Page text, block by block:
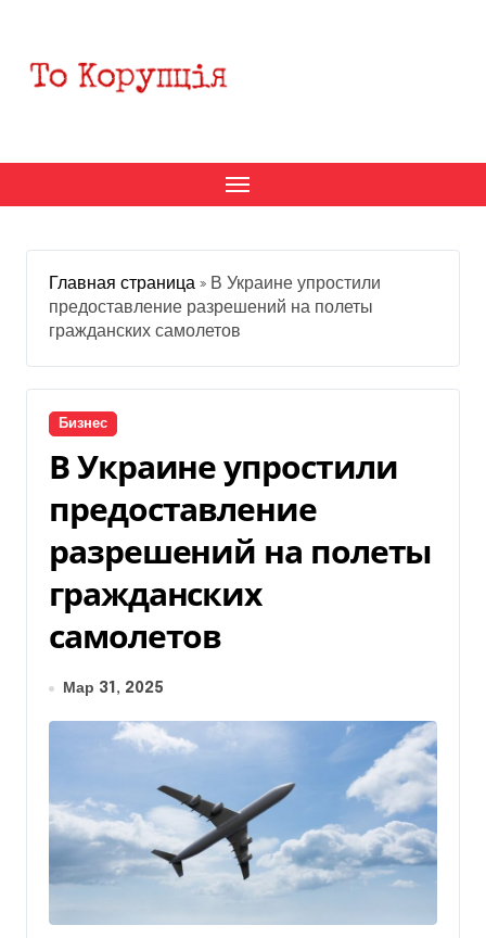
содержанию
Главная страница » В Украине упростили
предоставление разрешений на полеты
гражданских самолетов
Бизнес
В Украине упростили
предоставление
разрешений на полеты
гражданских
самолетов
Мар 31, 2025